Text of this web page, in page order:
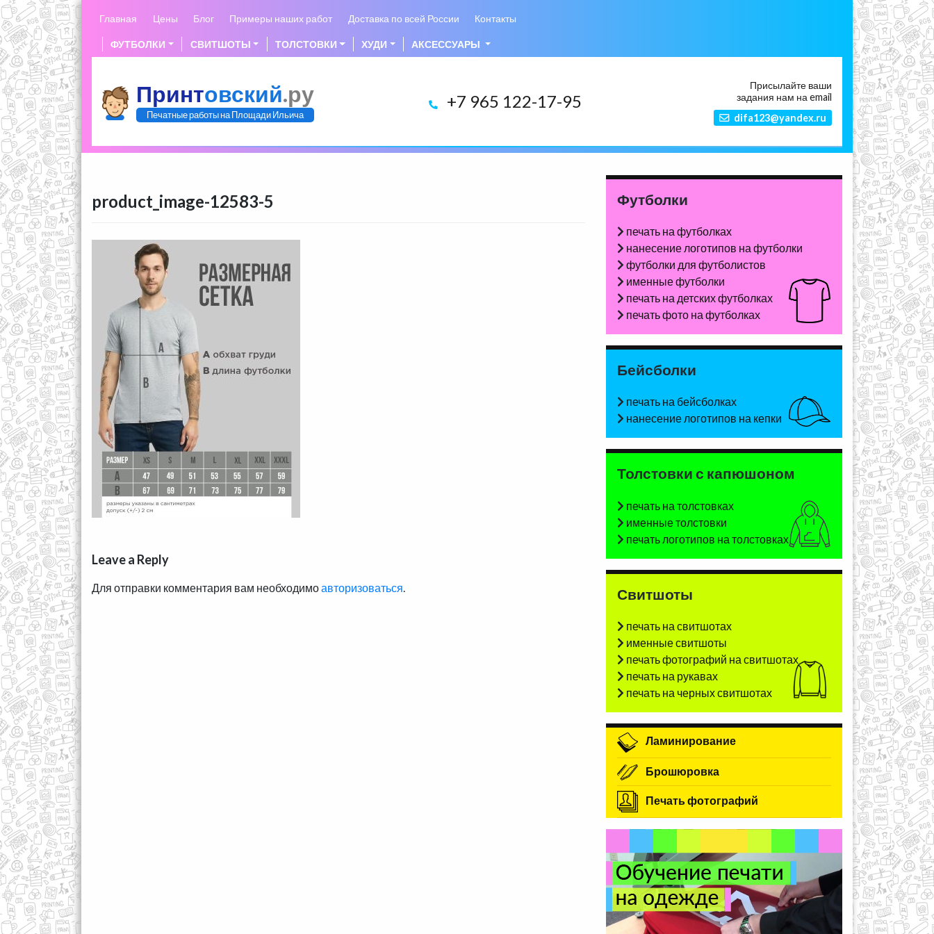
content
Главная Цены Блог Примеры наших работ Доставка по всей России Контакты
ФУТБОЛКИ СВИТШОТЫ ТОЛСТОВКИ ХУДИ АКСЕССУАРЫ
Принтовский.ру
Печатные работы на Площади Ильича
+7 965 122-17-95
Присылайте ваши
задания нам на email
difa123@yandex.ru
product_image-12583-5
Leave a Reply
Для отправки комментария вам необходимоавторизоваться
Футболки
печать на футболках
нанесение логотипов на футболки
футболки для футболистов
именные футболки
печать на детских футболках
печать фото на футболках
Бейсболки
печать на бейсболках
нанесение логотипов на кепки
Толстовки с капюшоном
печать на толстовках
именные толстовки
печать логотипов на толстовках
Свитшоты
печать на свитшотах
именные свитшоты
печать фотографий на свитшотах
печать на рукавах
печать на черных свитшотах
Ламинирование
Брошюровка
Печать фотографий